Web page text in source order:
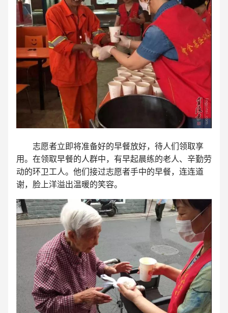
志愿者立即将准备好的早餐放好，待人们领取享
用。在领取早餐的人群中，有早起晨练的老人、辛勤劳
动的环卫工人。他们接过志愿者手中的早餐，连连道
谢，脸上洋溢出温暖的笑容。